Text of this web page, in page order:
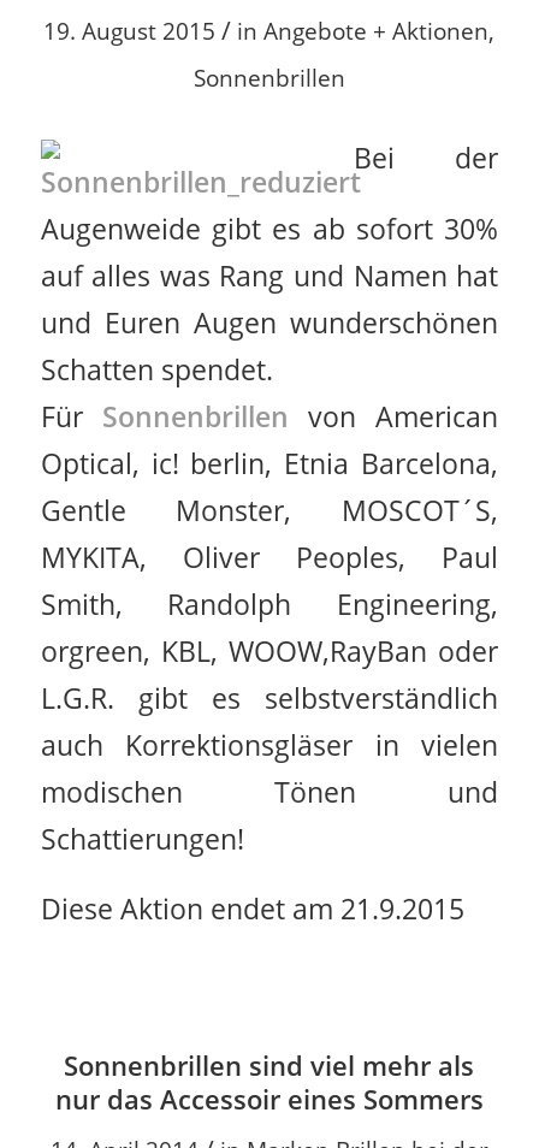
19. August 2015 / inAngebote + Aktionen,
Sonnenbrillen
Bei der
Augenweide gibt es ab sofort 30%
auf alles was Rang und Namen hat
und Euren Augen wunderschönen
Schatten spendet.
Für Sonnenbrillen von American
Optical, ic! berlin, Etnia Barcelona,
Gentle Monster, MOSCOT´S,
MYKITA, Oliver Peoples, Paul
Smith, Randolph Engineering,
orgreen, KBL, WOOW,RayBan oder
L.G.R. gibt es selbstverständlich
auch Korrektionsgläser in vielen
modischen Tönen und
Schattierungen!
Diese Aktion endet am 21.9.2015
Sonnenbrillen sind viel mehr als
nur das Accessoir eines Sommers